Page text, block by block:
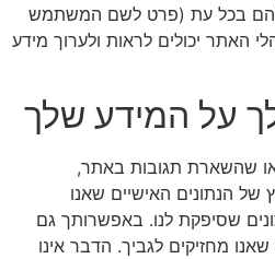
בכל עת (פרט לשם המשתמש
האתר יכולים לראות ולערוך מידע
לך על המידע שלך
שהשארת תגובות באתר,
הנתונים האישיים שאנו
שסיפקת לנו. באפשרותך גם
מחזיקים לגביך. הדבר אינו